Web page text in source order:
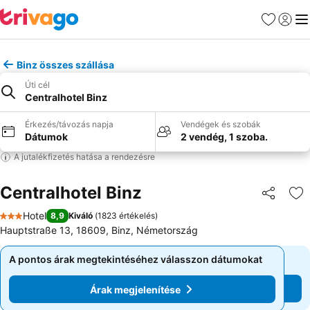
Kedvencek
Binz összes szállása
Úti cél
Centralhotel Binz
Érkezés/távozás napja
Dátumok
Vendégek és szobák
2 vendég, 1 szoba.
A jutalékfizetés hatása a rendezésre
Centralhotel Binz
3 Kategória
Hotel 8,9 Kiváló (1823 értékelés)
Hauptstraße 13, 18609, Binz, Németország
A pontos árak megtekintéséhez válasszon dátumokat
Árak megjelenítése
A pontos árak megtekintéséhez válasszon dátumokat
Árak megjelenítése